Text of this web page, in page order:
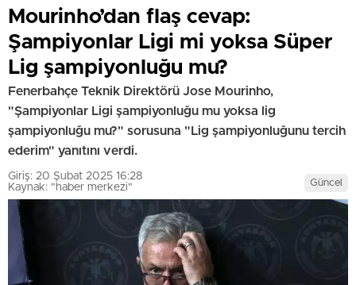
Mourinho’dan flaş cevap:
Şampiyonlar Ligi mi yoksa Süper
Lig şampiyonluğu mu?
Fenerbahçe Teknik Direktörü Jose Mourinho,
"Şampiyonlar Ligi şampiyonluğu mu yoksa lig
şampiyonluğu mu?" sorusuna "Lig şampiyonluğunu tercih
ederim" yanıtını verdi.
Giriş: 20 Şubat 2025 16:28
Kaynak: "haber merkezi"
Güncel